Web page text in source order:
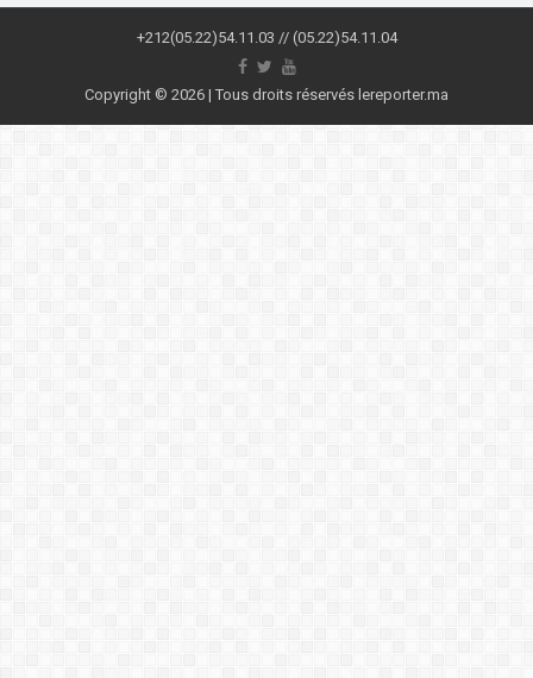
+212(05.22)54.11.03 // (05.22)54.11.04
Copyright © 2026 | Tous droits réservés lereporter.ma